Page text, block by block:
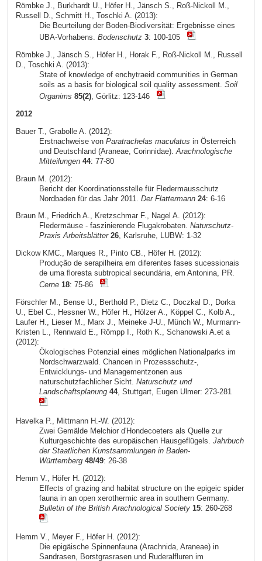
Römbke J., Burkhardt U., Höfer H., Jänsch S., Roß-Nickoll M.,
Russell D., Schmitt H., Toschki A. (2013):
Die Beurteilung der Boden-Biodiversität: Ergebnisse eines
UBA-Vorhabens. Bodenschutz 3: 100-105
Römbke J., Jänsch S., Höfer H., Horak F., Roß-Nickoll M., Russell
D., Toschki A. (2013):
State of knowledge of enchytraeid communities in German
soils as a basis for biological soil quality assessment. Soil
Organims 85(2), Görlitz: 123-146
2012
Bauer T., Grabolle A. (2012):
Erstnachweise von Paratrachelas maculatus in Österreich
und Deutschland (Araneae, Corinnidae). Arachnologische
Mitteilungen 44: 77-80
Braun M. (2012):
Bericht der Koordinationsstelle für Fledermausschutz
Nordbaden für das Jahr 2011. Der Flattermann 24: 6-16
Braun M., Friedrich A., Kretzschmar F., Nagel A. (2012):
Fledermäuse - faszinierende Flugakrobaten. Naturschutz-
Praxis Arbeitsblätter 26, Karlsruhe, LUBW: 1-32
Dickow KMC., Marques R., Pinto CB., Höfer H. (2012):
Produção de serapilheira em diferentes fases sucessionais
de uma floresta subtropical secundária, em Antonina, PR.
Cerne 18: 75-86
Förschler M., Bense U., Berthold P., Dietz C., Doczkal D., Dorka
U., Ebel C., Hessner W., Höfer H., Hölzer A., Köppel C., Kolb A.,
Laufer H., Lieser M., Marx J., Meineke J-U., Münch W., Murmann-
Kristen L., Rennwald E., Römpp I., Roth K., Schanowski A.et a
(2012):
Ökologisches Potenzial eines möglichen Nationalparks im
Nordschwarzwald. Chancen in Prozessschutz-,
Entwicklungs- und Managementzonen aus
naturschutzfachlicher Sicht. Naturschutz und
Landschaftsplanung 44, Stuttgart, Eugen Ulmer: 273-281
Havelka P., Mittmann H.-W. (2012):
Zwei Gemälde Melchior d'Hondecoeters als Quelle zur
Kulturgeschichte des europäischen Hausgeflügels. Jahrbuch
der Staatlichen Kunstsammlungen in Baden-
Württemberg 48/49: 26-38
Hemm V., Höfer H. (2012):
Effects of grazing and habitat structure on the epigeic spider
fauna in an open xerothermic area in southern Germany.
Bulletin of the British Arachnological Society 15: 260-268
Hemm V., Meyer F., Höfer H. (2012):
Die epigäische Spinnenfauna (Arachnida, Araneae) in
Sandrasen, Borstgrasrasen und Ruderalfluren im